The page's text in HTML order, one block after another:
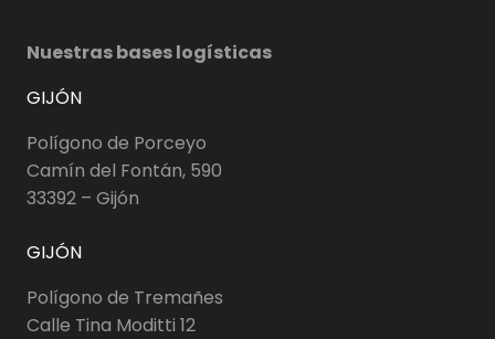
Nuestras bases logísticas
GIJÓN
Polígono de Porceyo
Camín del Fontán, 590
33392 – Gijón
GIJÓN
Polígono de Tremañes
Calle Tina Moditti 12